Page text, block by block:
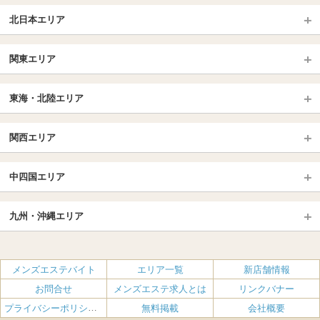
北日本エリア
北海道（札幌・旭川・函館）
青森
岩手 (盛岡・北上)
福島 (いわき・郡山)
山形
長野・松本・上田
群馬（伊勢崎・高崎・前橋）
関東エリア
大宮・浦和・川口
越谷・春日部
千葉TOP
松戸・柏
池袋・大塚
新宿
恵比寿・目黒・自由が丘
赤坂・麻布・六本木
品川・五反田・蒲田
銀座・東京・新橋
飯田橋・水道橋・市ヶ谷
神田・秋葉原・人形町
東海・北陸エリア
愛知（名古屋）
岐阜県
北陸
名古屋TOP
丸の内・久屋・高岳
大須・上前津・鶴舞
新栄町・東新町
千種・今池・黒川・大曽根
金山・熱田
一宮・津島・小牧
関西エリア
京都駅・伏見区
烏丸御池駅
四条烏丸・河原町・祇園四条
三条・京都市役所前
大阪エリア
梅田・北新地
肥後橋・淀屋橋・北浜
南森町・天満・京橋
日本橋（大阪市）
中四国エリア
広島
岡山
香川（高松）
愛媛（松山）
徳島
高知
九州・沖縄エリア
福岡
佐賀
長崎
熊本
大分
鹿児島
メンズエステバイト エリア一覧
新店舗情報
お問合せ
メンズエステ求人とは
リンクバナー
プライバシーポリシー・利用規約
無料掲載 会社概要